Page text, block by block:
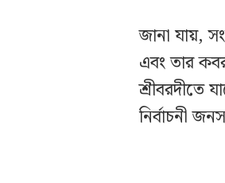
জানা যায়,
এবং তার
শ্রীবরদীতে
নির্বাচনী